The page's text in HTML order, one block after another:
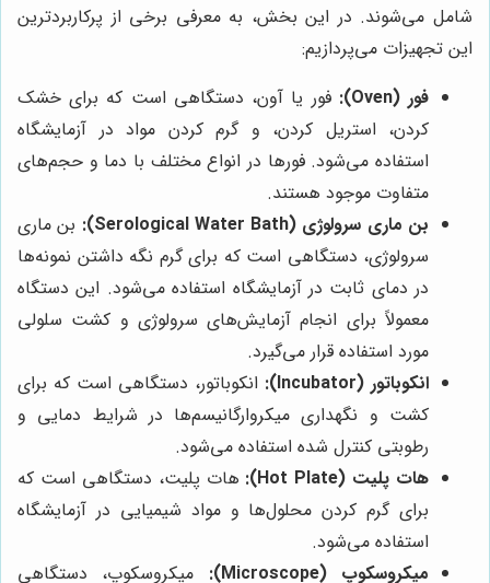
شامل می‌شوند. در این بخش، به معرفی برخی از پرکاربردترین
این تجهیزات می‌پردازیم:
فور (Oven):
فور یا آون، دستگاهی است که برای خشک
کردن، استریل کردن، و گرم کردن مواد در آزمایشگاه
استفاده می‌شود. فورها در انواع مختلف با دما و حجم‌های
متفاوت موجود هستند.
بن ماری سرولوژی (Serological Water Bath):
بن ماری
سرولوژی، دستگاهی است که برای گرم نگه داشتن نمونه‌ها
در دمای ثابت در آزمایشگاه استفاده می‌شود. این دستگاه
معمولاً برای انجام آزمایش‌های سرولوژی و کشت سلولی
مورد استفاده قرار می‌گیرد.
انکوباتور (Incubator):
انکوباتور، دستگاهی است که برای
کشت و نگهداری میکروارگانیسم‌ها در شرایط دمایی و
رطوبتی کنترل شده استفاده می‌شود.
هات پلیت (Hot Plate):
هات پلیت، دستگاهی است که
برای گرم کردن محلول‌ها و مواد شیمیایی در آزمایشگاه
استفاده می‌شود.
میکروسکوپ (Microscope):
میکروسکوپ، دستگاهی